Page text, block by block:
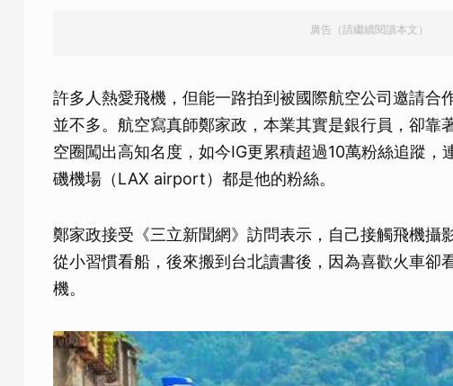
廣告（請繼續閱讀本文）
許多人熱愛飛機，但能一路拍到被國際航空公司邀請合
並不多。航空寫真師鄭家政，本業其實是銀行員，卻靠
空圈闖出高知名度，如今IG更累積超過10萬粉絲追蹤
磯機場（LAX airport）都是他的粉絲。
鄭家政接受《三立新聞網》訪問表示，自己接觸飛機攝
從小習慣看船，後來搬到台北讀書後，因為喜歡火車卻
機。